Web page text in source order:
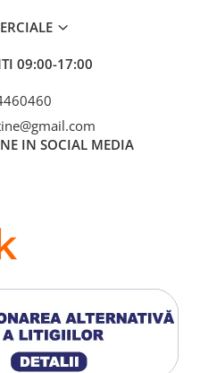
09:00-17:00
IN SOCIAL MEDIA